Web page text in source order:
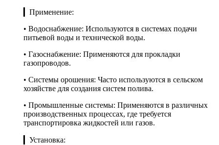
▎Применение:
• Водоснабжение: Используются в системах подачи
питьевой воды и технической воды.
• Газоснабжение: Применяются для прокладки
газопроводов.
• Системы орошения: Часто используются в сельском
хозяйстве для создания систем полива.
• Промышленные системы: Применяются в различных
производственных процессах, где требуется
транспортировка жидкостей или газов.
▎Установка: